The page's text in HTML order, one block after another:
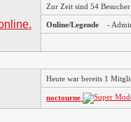
Zur Zeit sind 54
Online/Legende -
Heute war bereits 1
noctourne